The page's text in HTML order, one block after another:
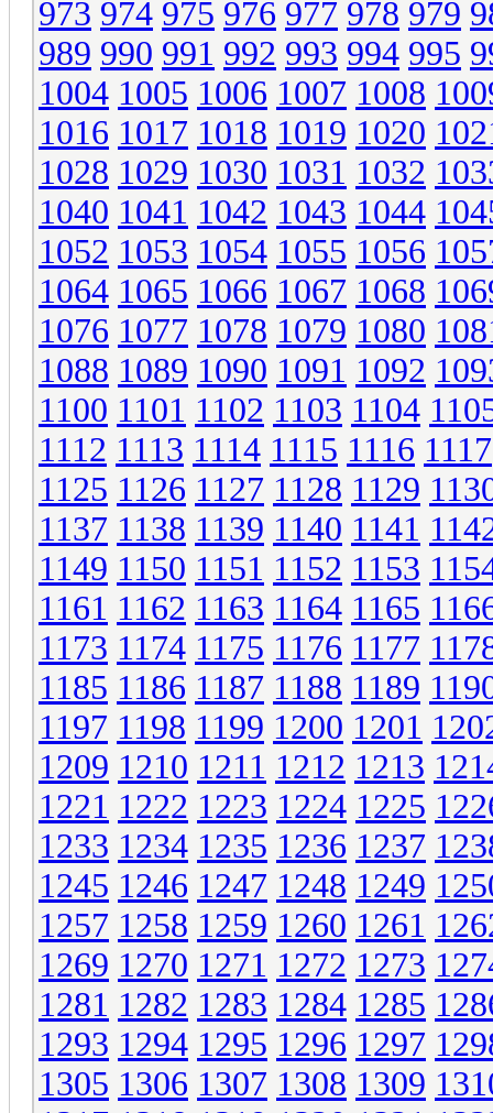
973 974 975 976 977 978 979
989 990 991 992 993 994 995
1004 1005 1006 1007 1008
1016 1017 1018 1019 1020
1028 1029 1030 1031 1032
1040 1041 1042 1043 1044
1052 1053 1054 1055 1056
1064 1065 1066 1067 1068
1076 1077 1078 1079 1080
1088 1089 1090 1091 1092
1100 1101 1102 1103 1104
1112 1113 1114 1115 1116 1117
1125 1126 1127 1128 1129
1137 1138 1139 1140 1141
1149 1150 1151 1152 1153
1161 1162 1163 1164 1165
1173 1174 1175 1176 1177
1185 1186 1187 1188 1189
1197 1198 1199 1200 1201
1209 1210 1211 1212 1213
1221 1222 1223 1224 1225
1233 1234 1235 1236 1237
1245 1246 1247 1248 1249
1257 1258 1259 1260 1261
1269 1270 1271 1272 1273
1281 1282 1283 1284 1285
1293 1294 1295 1296 1297
1305 1306 1307 1308 1309